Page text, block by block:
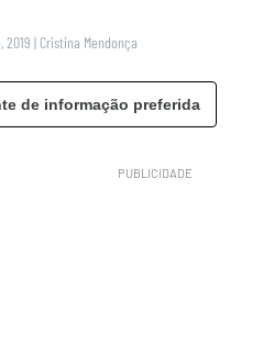
2019 | Cristina Mendonça
de informação preferida